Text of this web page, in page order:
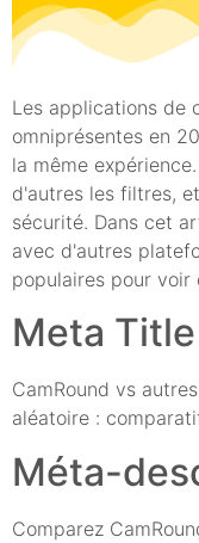
Les applications de
omniprésentes en
la même
d'autres les filtres,
sécurité. Dans cet
avec d'autres
populaires pour voir
Meta Title
CamRound vs
aléatoire :
Méta-
Comparez